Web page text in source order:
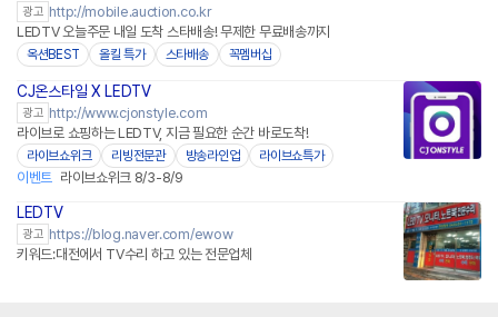
광고 http://mobile.auction.co.kr
LEDTV 오늘주문 내일 도착 스타배송! 무제한 무료배송까지
옥션BEST 올킬 특가 스타배송 꼭멤버십
CJ온스타일 X LEDTV
광고 http://www.cjonstyle.com
라이브로 쇼핑하는 LEDTV, 지금 필요한 순간 바로도착!
라이브쇼위크 리빙전문관 방송라인업 라이브쇼특가
이벤트 라이브쇼위크 8/3-8/9
LEDTV
광고 https://blog.naver.com/ewow
키워드:대전에서 TV수리 하고 있는 전문업체